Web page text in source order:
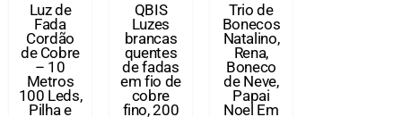
Luz de
Fada
Cordão
de Cobre
– 10
Metros
100 Leds,
Pilha e
QBIS
Luzes
brancas
quentes
de fadas
em fio de
cobre
fino, 200
Trio de
Bonecos
Natalino,
Rena,
Boneco
de Neve,
Papai
Noel Em